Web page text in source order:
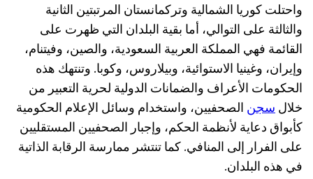
واحتلت كوريا الشمالية وتركمانستان المرتبتين الثانية
والثالثة على التوالي، أما بقية البلدان التي ظهرت على
القائمة فهي المملكة العربية السعودية، والصين، وفيتنام،
وإيران، وغينيا الاستوائية، وبيلاروس، وكوبا. وتنتهك هذه
الحكومات الأعراف والضمانات الدولية لحرية التعبير من
خلالسجن الصحفيين، واستخدام وسائل الإعلام الحكومية
كأبواق دعاية لأنظمة الحكم، وإجبار الصحفيين المستقليين
على الفرار إلى المنافي. كما تنتشر ممارسة الرقابة الذاتية
في هذه البلدان.